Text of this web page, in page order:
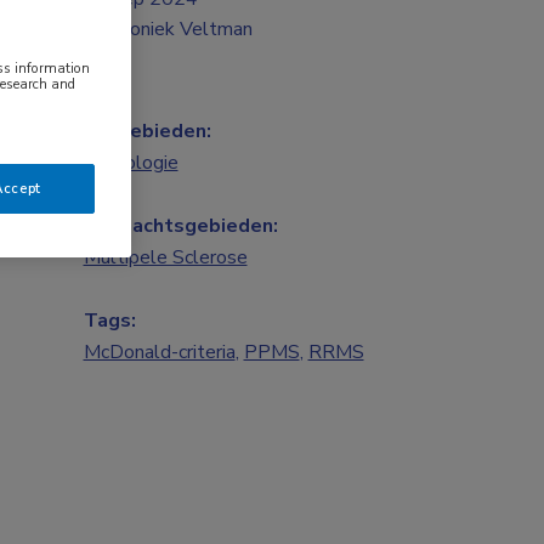
Moniek Veltman
Vakgebieden:
Neurologie
Aandachtsgebieden:
Multipele Sclerose
Tags:
McDonald-criteria, PPMS, RRMS
information
and